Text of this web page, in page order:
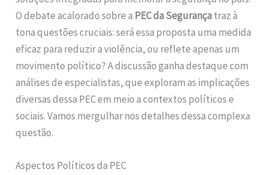
O debate acalorado sobre a PEC da Segurançatraz à
tona questões cruciais: será essa proposta uma medida
eficaz para reduzir a violência, ou reflete apenas um
movimento político? A discussão ganha destaque com
análises de especialistas, que exploram as implicações
diversas dessa PEC em meio a contextos políticos e
sociais. Vamos mergulhar nos detalhes dessa complexa
questão.
Aspectos Políticos da PEC